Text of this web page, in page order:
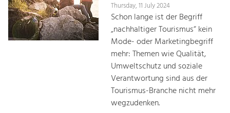
Thursday, 11 July 2024
Schon lange ist der Begriff
„nachhaltiger Tourismus“ kein
Mode- oder Marketingbegriff
mehr: Themen wie Qualität,
Umweltschutz und soziale
Verantwortung sind aus der
Tourismus-Branche nicht mehr
wegzudenken.